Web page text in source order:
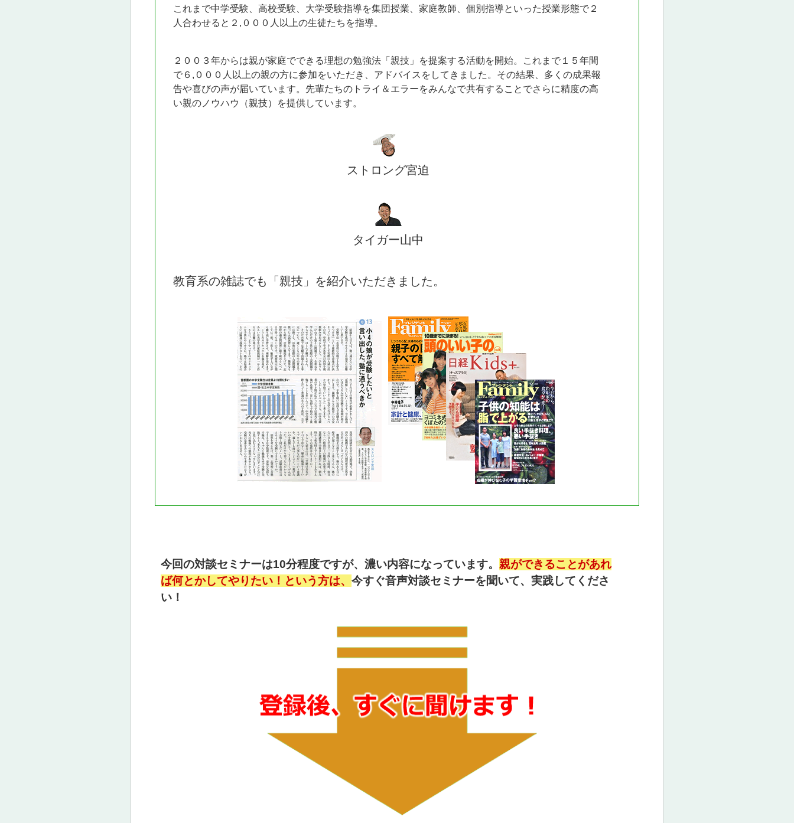
これまで中学受験、高校受験、大学受験指導を集団授業、家庭教師、個別指導といった授業形態で２
人合わせると２,０００人以上の生徒たちを指導。
２００３年からは親が家庭でできる理想の勉強法「親技」を提案する活動を開始。これまで１５年間
で６,０００人以上の親の方に参加をいただき、アドバイスをしてきました。その結果、多くの成果報
告や喜びの声が届いています。先輩たちのトライ＆エラーをみんなで共有することでさらに精度の高
い親のノウハウ（親技）を提供しています。
ストロング宮迫
タイガー山中
教育系の雑誌でも「親技」を紹介いただきました。
今回の対談セミナーは10分程度ですが、濃い内容になっています。 親ができることがあれ
ば何とかしてやりたい！という方は、 今すぐ音声対談セミナーを聞いて、実践してくださ
い！